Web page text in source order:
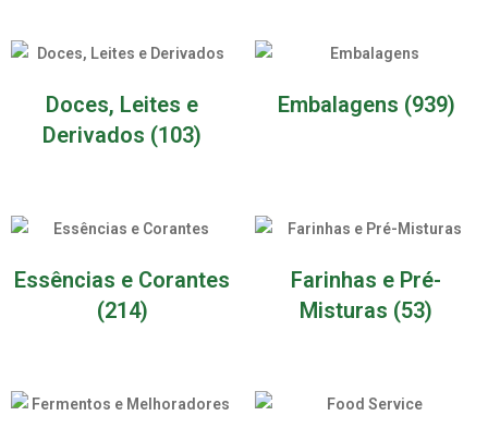
Doces, Leites e
Derivados (103)
Embalagens (939)
Essências e Corantes
(214)
Farinhas e Pré-
Misturas (53)